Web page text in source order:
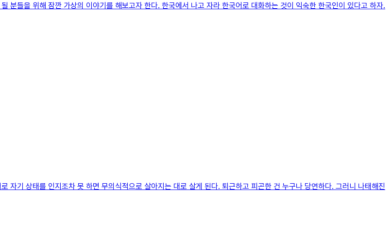
분들을 위해 잠깐 가상의 이야기를 해보고자 한다. 한국에서 나고 자라 한국어로 대화하는 것이 익숙한 한국인이 있다고 하자.
자기 상태를 인지조차 못 하면 무의식적으로 살아지는 대로 살게 된다. 퇴근하고 피곤한 건 누구나 당연하다. 그러니 나태해진